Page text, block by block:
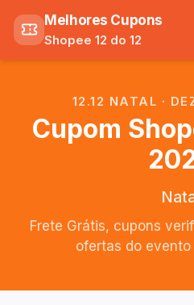
Melhores Cupons
Shopee 12 do 12
12.12 NATAL ·
Cupom
Frete Grátis, cupons
ofertas do evento